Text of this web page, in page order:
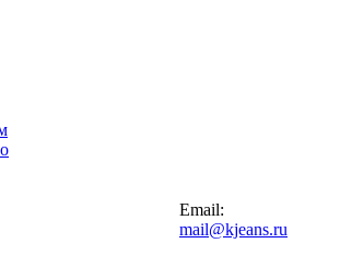
Email:
mail@kjeans.ru